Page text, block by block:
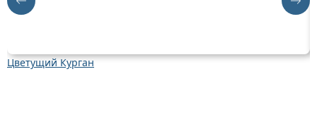
Цветущий Курган